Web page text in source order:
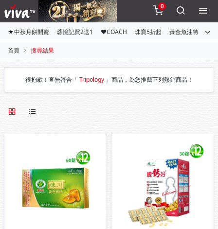
0
★中秋月餅開賣 蓉憶記買2送1 ♥COACH 珠寶5折起 黃金魚油特惠組
首頁 搜尋結果
很抱歉！查無符合「 Tripology 」商品，為您推薦下列熱銷商品！